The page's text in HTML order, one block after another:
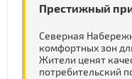
Престижный
Северная
комфортных зон
Жители ценят
потребительский